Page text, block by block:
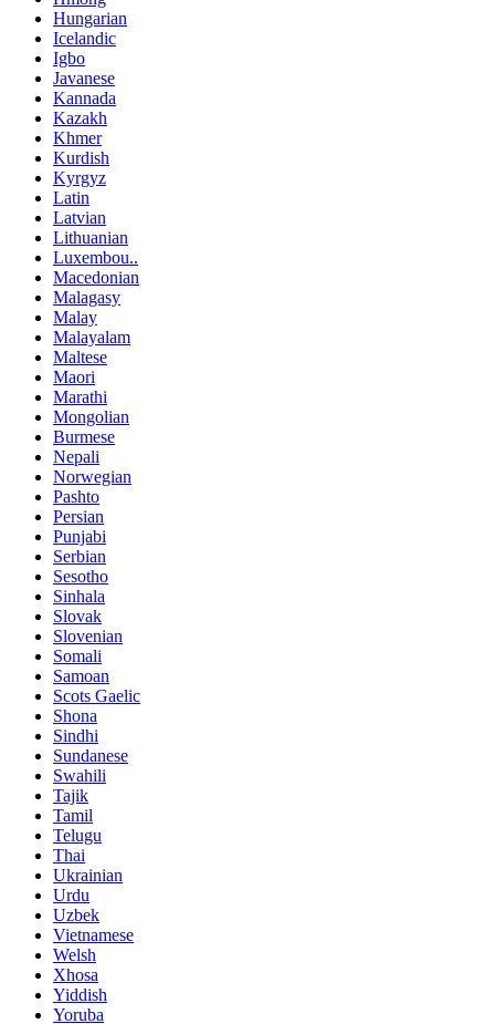
Hungarian
Icelandic
Igbo
Javanese
Kannada
Kazakh
Khmer
Kurdish
Kyrgyz
Latin
Latvian
Lithuanian
Luxembou..
Macedonian
Malagasy
Malay
Malayalam
Maltese
Maori
Marathi
Mongolian
Burmese
Nepali
Norwegian
Pashto
Persian
Punjabi
Serbian
Sesotho
Sinhala
Slovak
Slovenian
Somali
Samoan
Scots Gaelic
Shona
Sindhi
Sundanese
Swahili
Tajik
Tamil
Telugu
Thai
Ukrainian
Urdu
Uzbek
Vietnamese
Welsh
Xhosa
Yiddish
Yoruba